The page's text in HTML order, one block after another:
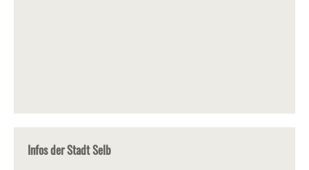
Infos der Stadt Selb